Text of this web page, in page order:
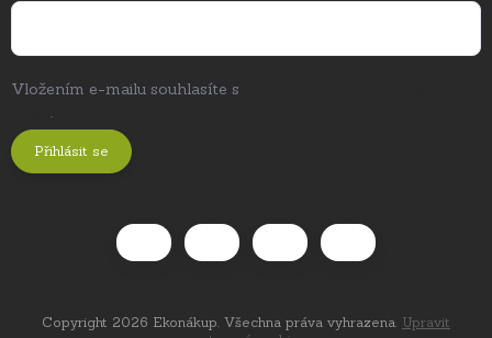
Vložením e-mailu souhlasíte s
.
Přihlásit se
Copyright 2026 Ekonákup. Všechna práva vyhrazena. Upravit